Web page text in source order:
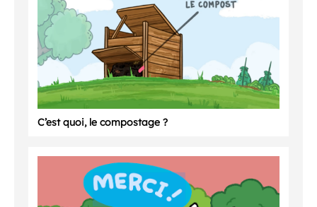
C’est quoi, le compostage ?